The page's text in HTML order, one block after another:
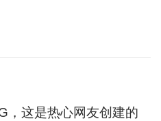
，这是热心网友创建的